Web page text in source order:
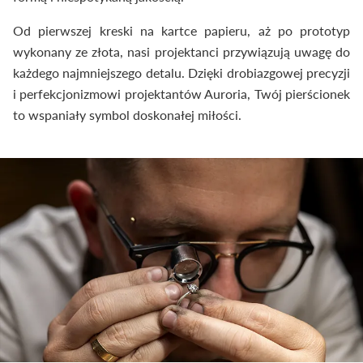
Od pierwszej kreski na kartce papieru, aż po prototyp
wykonany ze złota, nasi projektanci przywiązują uwagę do
każdego najmniejszego detalu. Dzięki drobiazgowej precyzji
i perfekcjonizmowi projektantów Auroria, Twój pierścionek
to wspaniały symbol doskonałej miłości.